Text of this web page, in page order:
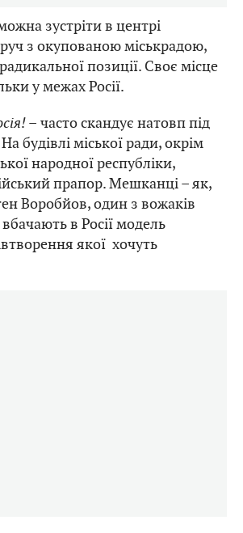
зустріти в центрі
з окупованою міськрадою,
позиції. Своє місце
у межах Росії.
– часто скандує натовп під
будівлі міської ради, окрім
народної республіки,
прапор. Мешканці – як,
Воробйов, один з вожаків
в Росії модель
якої хочуть